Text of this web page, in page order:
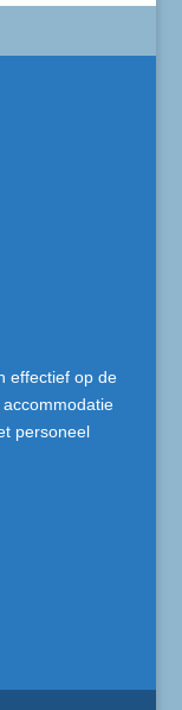
effectief op de
personeel